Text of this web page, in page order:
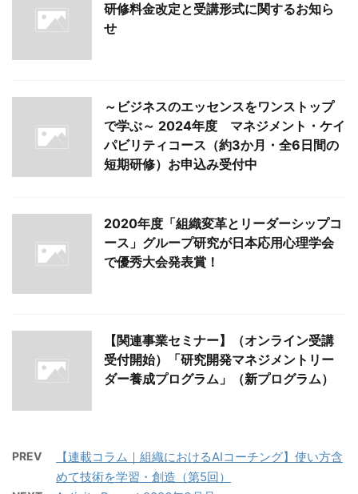
研修料金改定と受講形式に関するお知ら
せ
～ビジネスのエッセンスをワンストップ
で学ぶ～ 2024年度 マネジメント・ケイ
パビリティコース（約3か月・全6日間の
短期研修）お申込み受付中
2020年度「組織変革とリーダーシップコ
ース」グループ研究が日本応用心理学会
で優秀大会発表賞！
【関連事業セミナー】（オンライン受講
受付開始）「研究開発マネジメントリー
ダー養成プログラム」（新プログラム）
PREV
【連載コラム｜組織におけるAIコーチング】使い方含
めて技術を学習・創造（第5回）